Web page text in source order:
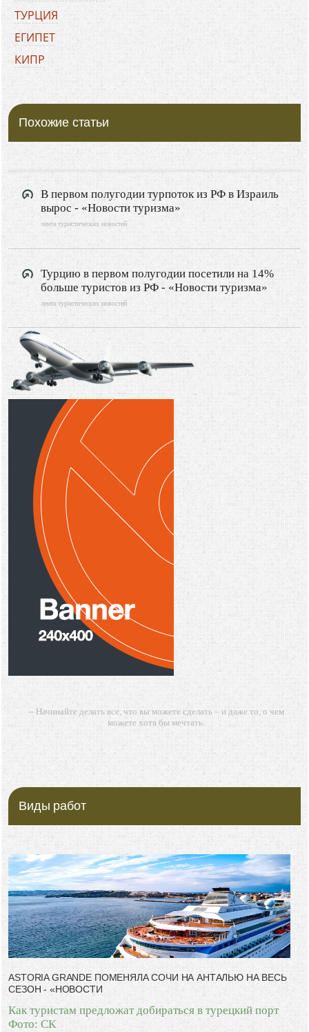
ТУРЦИЯ
ЕГИПЕТ
КИПР
ХОРВАТИЯ
БОЛГАРИЯ
ГРЕЦИЯ
ЧЕРНОГОРИЯ
ИТАЛИЯ
ФРАНЦИЯ
ИСПАНИЯ
ПОЛЬША
РОССИЯ
Туризм
Путешествия
Видео новости
Похожие статьи
В первом полугодии турпоток из РФ в Израиль
вырос - «Новости туризма»
лента туристических новостей
Турцию в первом полугодии посетили на 14%
больше туристов из РФ - «Новости туризма»
лента туристических новостей
-- Начинайте делать все, что вы можете сделать – и даже то, о чем
можете хотя бы мечтать.
-- Все дело в мыслях. Мысль — начало всего. И мыслями можно
управлять. И поэтому главное дело совершенствования: работать над
мыслями.
-- Идите уверенно по направлению к мечте. Живите той жизнью,
глупость. Из всех страхов самый пугающий — самолюбование.
-- Лучшее, что можно сделать с хорошим советом, это пропустить его
мимо ушей. Он никогда не бывает полезен никому, кроме того, кто его
дал.
-- Люблю давать советы и очень не люблю, когда их дают мне.
Виды работ
ASTORIA GRANDE ПОМЕНЯЛА СОЧИ НА АНТАЛЬЮ НА ВЕСЬ
СЕЗОН - «НОВОСТИ
Как туристам предложат добираться в турецкий порт
Фото: СК